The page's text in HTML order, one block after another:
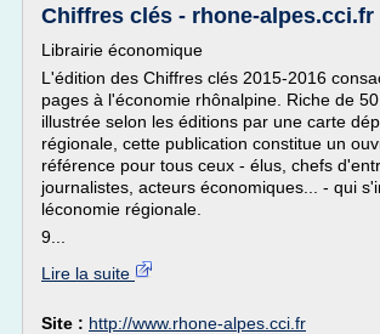
Chiffres clés - rhone-alpes.cci.fr
Librairie économique
L'édition des Chiffres clés 2015-2016
pages à l'économie rhônalpine. Riche de
illustrée selon les éditions par une carte
régionale, cette publication constitue un
référence pour tous ceux - élus, chefs
journalistes, acteurs économiques... - qui
léconomie régionale.
9...
Lire la suite
Site : http://www.rhone-alpes.cci.fr